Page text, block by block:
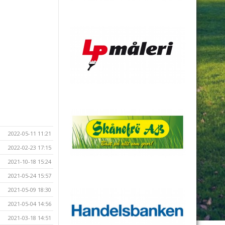
2022-05-11 11:21
2022-02-23 17:15
2021-10-18 15:24
2021-05-24 15:57
2021-05-09 18:30
2021-05-04 14:56
2021-03-18 14:51